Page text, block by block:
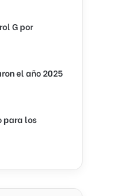
G por
el año 2025
para los